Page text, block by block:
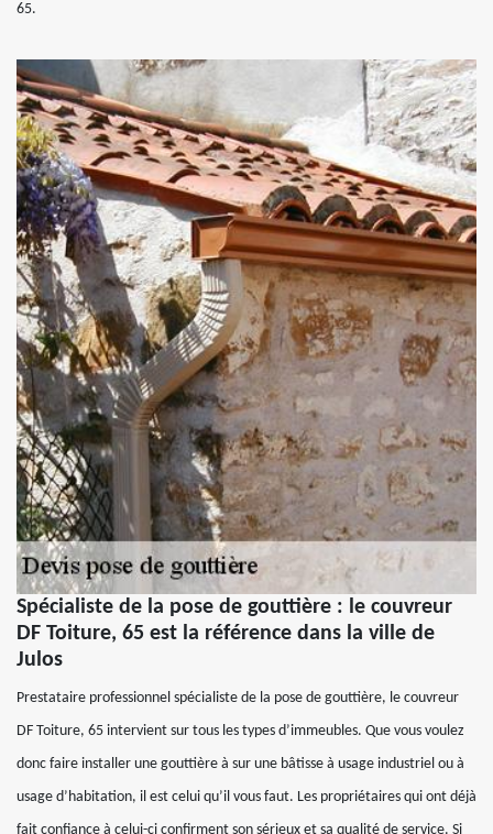
65.
Spécialiste de la pose de gouttière : le couvreur
DF Toiture, 65 est la référence dans la ville de
Julos
Prestataire professionnel spécialiste de la pose de gouttière, le couvreur
DF Toiture, 65 intervient sur tous les types d’immeubles. Que vous voulez
donc faire installer une gouttière à sur une bâtisse à usage industriel ou à
usage d’habitation, il est celui qu’il vous faut. Les propriétaires qui ont déjà
fait confiance à celui-ci confirment son sérieux et sa qualité de service. Si